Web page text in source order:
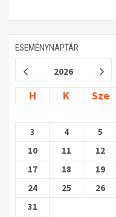
ESEMÉNYNAPTÁR
2026
H K Sze
3
4 5
10
11 12
17
18 19
24
25 26
31